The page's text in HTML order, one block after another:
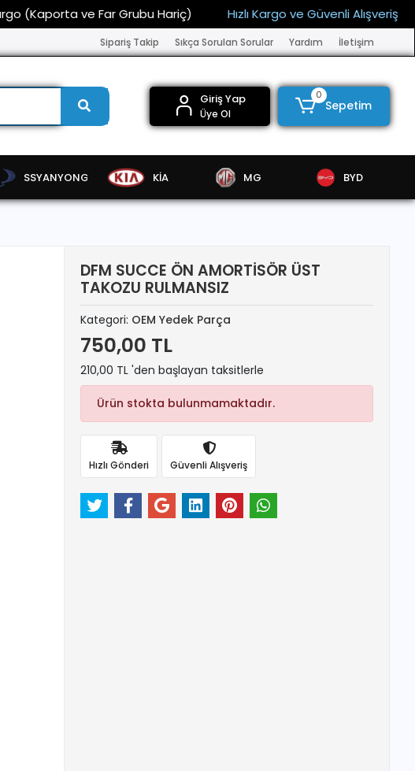
ve Far Grubu Hariç) Hızlı Kargo ve Güvenli Alışveriş
Sipariş Takip Sıkça Sorulan Sorular Yardım İletişim
Giriş Yap
Üye Ol
0
Sepetim
SSYANYONG KİA MG BYD
DFM SUCCE ÖN AMORTİSÖR ÜST
TAKOZU RULMANSIZ
Kategori: OEM Yedek Parça
750,00 TL
210,00 TL 'den başlayan taksitlerle
Ürün stokta bulunmamaktadır.
Hızlı Gönderi Güvenli Alışveriş